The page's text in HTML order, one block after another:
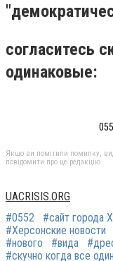
согласитесь
одинаковые:
Якщо ви помітили помилку,
повідомити про це редакцію
UACRISIS.ORG
#0552
#сайт города
#Херсонские новости
#нового
#вида
#скучно когда все